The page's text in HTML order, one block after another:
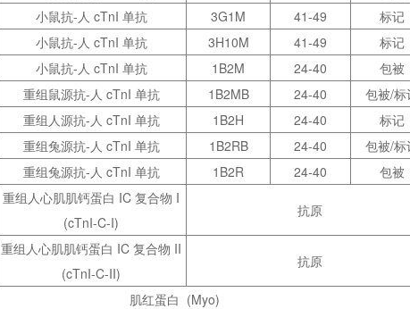
小鼠抗-人 cTnI 单抗 3G1M 41-49
标记
小鼠抗-人 cTnI 单抗 3H10M 41-49
标记
小鼠抗-人 cTnI 单抗 1B2M 24-40
包被
重组鼠源抗-人 cTnI 单抗 1B2MB 24-40
包被/标
重组人源抗-人 cTnI 单抗 1B2H 24-40
标记
重组兔源抗-人 cTnI 单抗 1B2RB 24-40
包被/标
重组兔源抗-人 cTnI 单抗 1B2R 24-40 包被
重组人心肌肌钙蛋白 IC 复合物 I
(cTnI-C-I)
抗原
重组人心肌肌钙蛋白 IC 复合物 II
(cTnI-C-II)
抗原
肌红蛋白 (Myo)